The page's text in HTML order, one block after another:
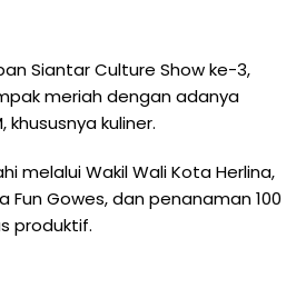
Siantar Culture Show ke-3,
meriah dengan adanya
khususnya kuliner.
melalui Wakil Wali Kota Herlina,
Gowes, dan penanaman 100
produktif.